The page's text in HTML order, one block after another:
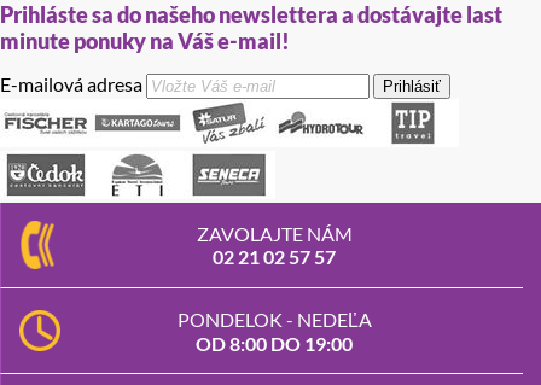
Prihláste sa do našeho newslettera a dostávajte last
minute ponuky na Váš e-mail!
E-mailová adresa Prihlásiť
ZAVOLAJTE NÁM
02 21 02 57 57
PONDELOK - NEDEĽA
OD 8:00 DO 19:00